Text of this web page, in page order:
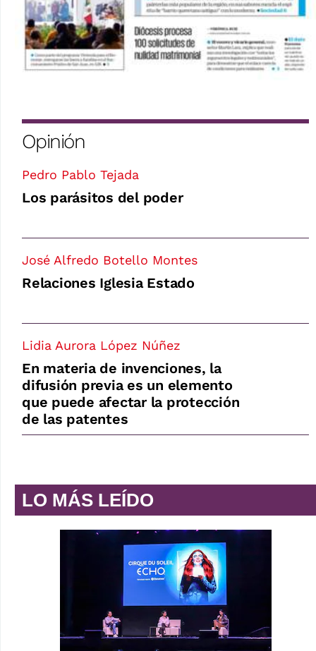
Opinión
Pedro Pablo Tejada
Los parásitos del poder
José Alfredo Botello Montes
Relaciones Iglesia Estado
Lidia Aurora López Núñez
En materia de invenciones, la
difusión previa es un elemento
que puede afectar la protección
de las patentes
LO MÁS LEÍDO